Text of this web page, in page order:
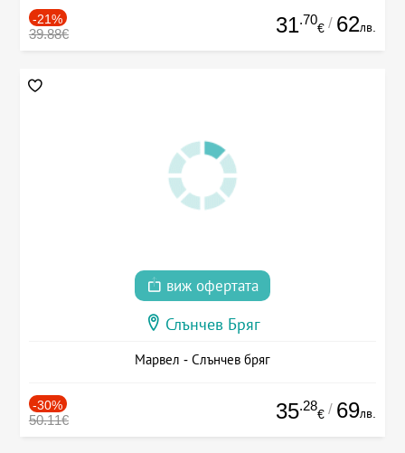
-21%
39.88€ 31.70
€ / 62лв.
виж офертата
Слънчев Бряг
Марвел - Слънчев бряг
-30%
50.11€ 35.28
€ / 69лв.